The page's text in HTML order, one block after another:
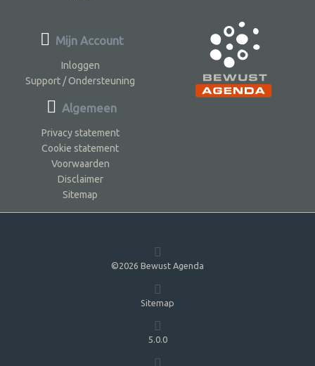
Mijn Account
Inloggen
Support / Ondersteuning
Algemeen
Privacy statement
Cookie statement
Voorwaarden
Disclaimer
Sitemap
©2026 Bewust Agenda
Sitemap
5.0.0